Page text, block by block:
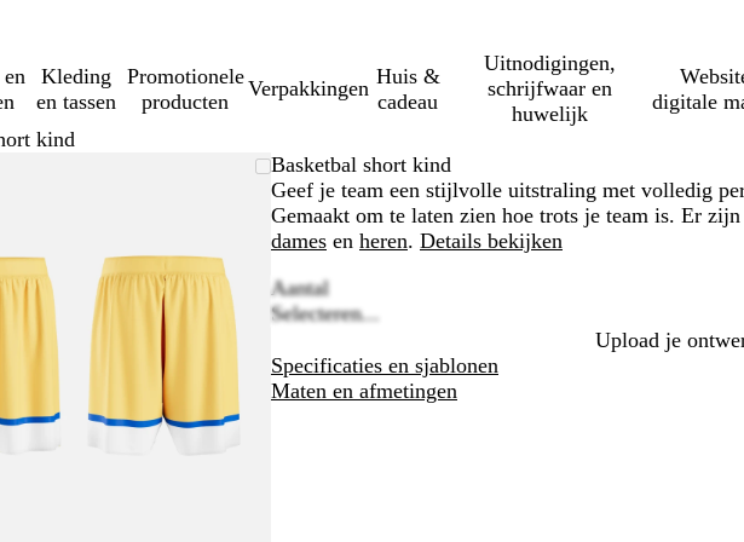
Kleding
en tassen
Promotionele
producten
Verpakkingen
Huis &
cadeau
Uitnodigingen,
schrijfwaar en
huwelijk
digitale
kind
vouwen
zoomen
pijltjestoetsen
om
Basketbal short kind
Geef je team een stijlvolle uitstraling met volledig
Gemaakt om te laten zien hoe trots je team is. Er
dames en heren. Details bekijken
options
Aantal
Selecteren...
Upload je
Specificaties en sjablonen
Maten en afmetingen